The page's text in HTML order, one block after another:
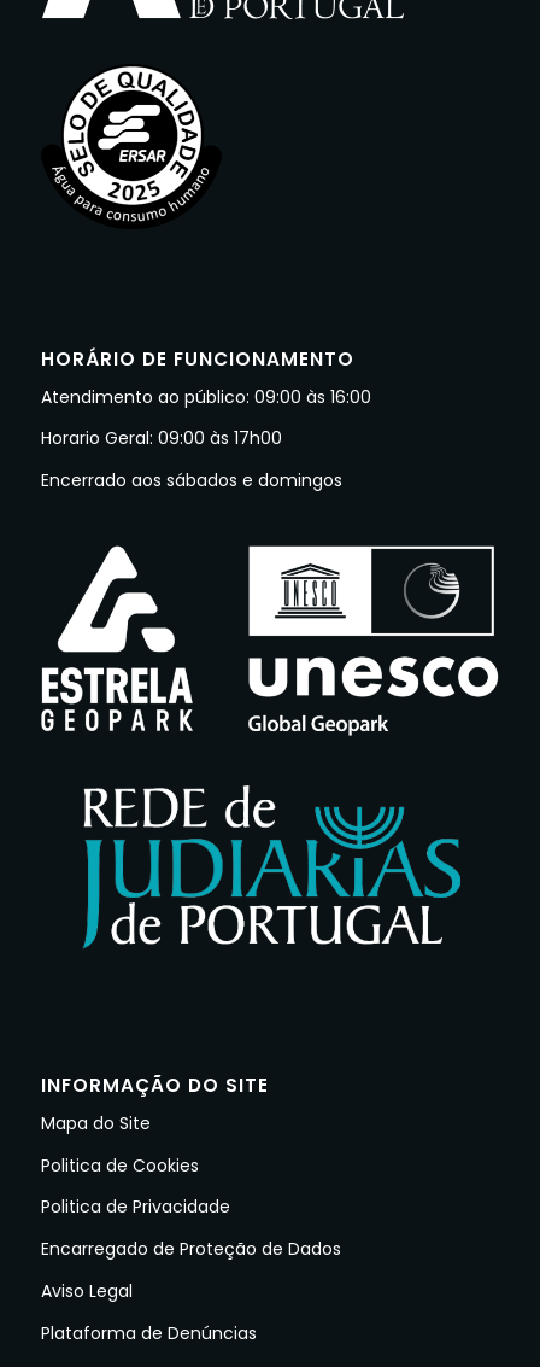
HORÁRIO DE FUNCIONAMENTO
Atendimento ao público: 09:00 às 16:00
Horario Geral: 09:00 às 17h00
Encerrado aos sábados e domingos
INFORMAÇÃO DO SITE
Mapa do Site
Politica de Cookies
Politica de Privacidade
Encarregado de Proteção de Dados
Aviso Legal
Plataforma de Denúncias